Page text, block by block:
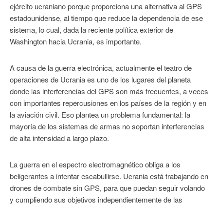
ejército ucraniano porque proporciona una alternativa al GPS
estadounidense, al tiempo que reduce la dependencia de ese
sistema, lo cual, dada la reciente política exterior de
Washington hacia Ucrania, es importante.
A causa de la guerra electrónica, actualmente el teatro de
operaciones de Ucrania es uno de los lugares del planeta
donde las interferencias del GPS son más frecuentes, a veces
con importantes repercusiones en los países de la región y en
la aviación civil. Eso plantea un problema fundamental: la
mayoría de los sistemas de armas no soportan interferencias
de alta intensidad a largo plazo.
La guerra en el espectro electromagnético obliga a los
beligerantes a intentar escabullirse. Ucrania está trabajando en
drones de combate sin GPS, para que puedan seguir volando
y cumpliendo sus objetivos independientemente de las